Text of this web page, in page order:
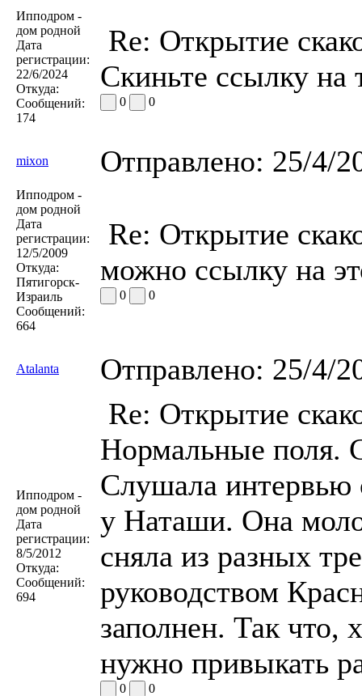
Ипподром -
дом родной
Дата
регистрации:
22/6/2024
Откуда:
Сообщений:
174
Re: Открытие
Скиньте ссылку на
0 0
mixon Отправлено: 25/4/
Ипподром -
дом родной
Дата
регистрации:
12/5/2009
Откуда:
Пятигорск-
Израиль
Сообщений:
664
Re: Открытие
можно ссылку на
0 0
Atalanta Отправлено: 25/4/
Ипподром -
дом родной
Дата
регистрации:
8/5/2012
Откуда:
Сообщений:
694
Re: Открытие
Нормальные поля.
Слушала интервью
у Наташи. Она
сняла из разных
руководством
заполнен. Так что,
нужно привыкать
0 0